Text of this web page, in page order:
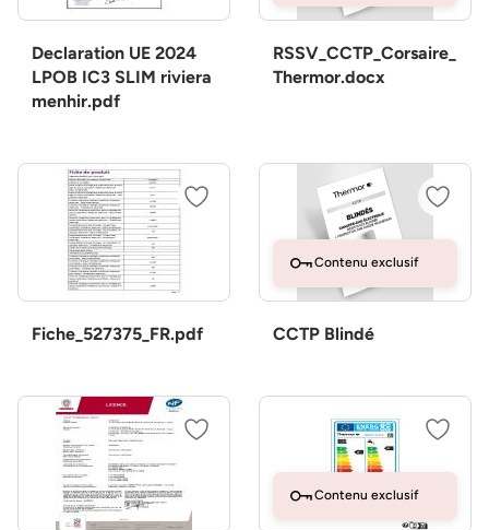
Declaration UE 2024
LPOB IC3 SLIM riviera
menhir.pdf
RSSV_CCTP_Corsaire_
Thermor.docx
Fiche_527375_FR.pdf
Contenu exclusif
CCTP Blindé
Contenu exclusif